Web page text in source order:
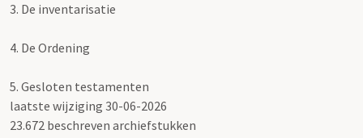
3. De inventarisatie
4. De Ordening
5. Gesloten testamenten
laatste wijziging 30-06-2026
23.672 beschreven archiefstukken